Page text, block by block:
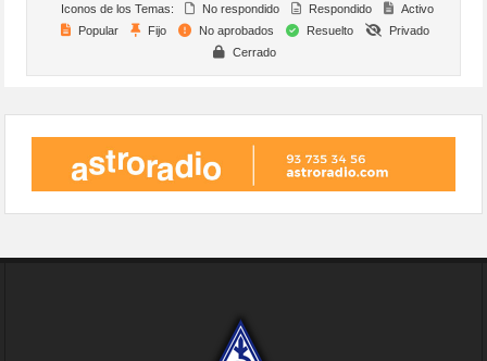
Iconos de los Temas: No respondido Respondido
Activo
Popular
Fijo No aprobados Resuelto
Privado
Cerrado